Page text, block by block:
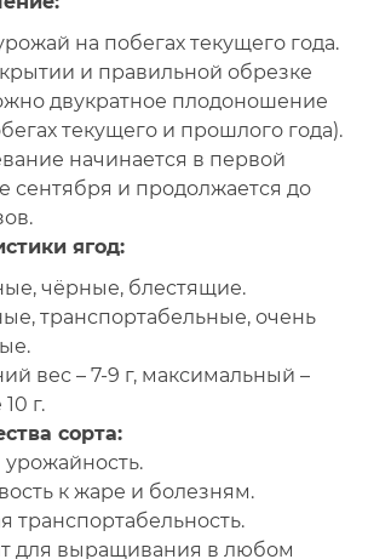
на побегах текущего года.
и правильной обрезке
двукратное плодоношение
текущего и прошлого года).
начинается в первой
сентября и продолжается до
ягод:
чёрные, блестящие.
транспортабельные, очень
вес – 7-9 г, максимальный –
г.
сорта:
урожайность.
к жаре и болезням.
транспортабельность.
для выращивания в любом